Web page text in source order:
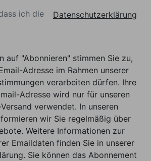
ich die
Datenschutzerklärung
auf "Abonnieren" stimmen Sie zu,
Adresse im Rahmen unserer
verarbeiten dürfen. Ihre
Adresse wird nur für unseren
verwendet. In unseren
wir Sie regelmäßig über
Weitere Informationen zur
Emaildaten finden Sie in unserer
Sie können das Abonnement